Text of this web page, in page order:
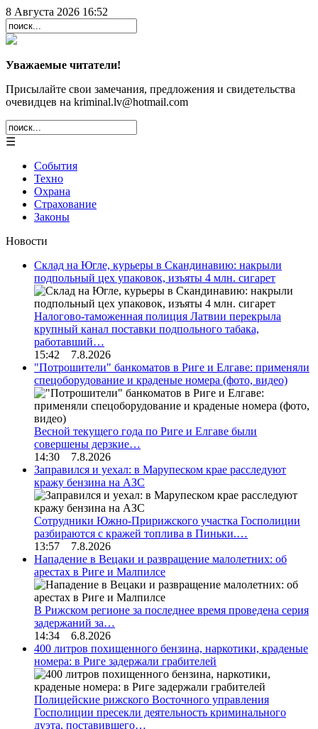
8 Августа 2026 16:52
Уважаемые читатели!
Присылайте свои замечания, предложения и свидетельства
очевидцев на kriminal.lv@hotmail.com
☰
События
Техно
Охрана
Страхование
Законы
Новости
Склад на Югле, курьеры в Скандинавию: накрыли
подпольный цех упаковок, изъяты 4 млн. сигарет
Налогово-таможенная полиция Латвии перекрыла
крупный канал поставки подпольного табака,
работавший…
15:42 7.8.2026
"Потрошители" банкоматов в Риге и Елгаве: применяли
спецоборудование и краденые номера (фото, видео)
Весной текущего года по Риге и Елгаве были
совершены дерзкие…
14:30 7.8.2026
Заправился и уехал: в Марупеском крае расследуют
кражу бензина на АЗС
Сотрудники Южно-Пририжского участка Госполиции
разбираются с кражей топлива в Пиньки.…
13:57 7.8.2026
Нападение в Вецаки и развращение малолетних: об
арестах в Риге и Малпилсе
В Рижском регионе за последнее время проведена серия
задержаний за…
14:34 6.8.2026
400 литров похищенного бензина, наркотики, краденые
номера: в Риге задержали грабителей
Полицейские рижского Восточного управления
Госполиции пресекли деятельность криминального
дуэта, поставившего…